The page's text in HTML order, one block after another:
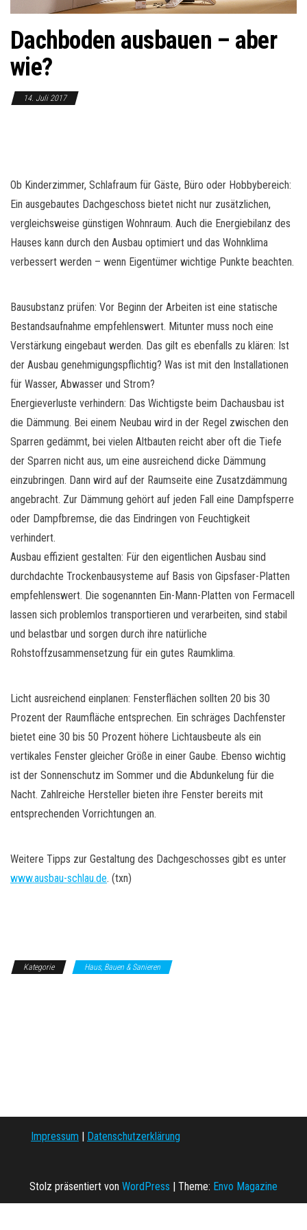
Dachboden ausbauen – aber
wie?
14. Juli 2017
Ob Kinderzimmer, Schlafraum für Gäste, Büro oder Hobbybereich:
Ein ausgebautes Dachgeschoss bietet nicht nur zusätzlichen,
vergleichsweise günstigen Wohnraum. Auch die Energiebilanz des
Hauses kann durch den Ausbau optimiert und das Wohnklima
verbessert werden – wenn Eigentümer wichtige Punkte beachten.
Bausubstanz prüfen: Vor Beginn der Arbeiten ist eine statische
Bestandsaufnahme empfehlenswert. Mitunter muss noch eine
Verstärkung eingebaut werden. Das gilt es ebenfalls zu klären: Ist
der Ausbau genehmigungspflichtig? Was ist mit den Installationen
für Wasser, Abwasser und Strom?
Energieverluste verhindern: Das Wichtigste beim Dachausbau ist
die Dämmung. Bei einem Neubau wird in der Regel zwischen den
Sparren gedämmt, bei vielen Altbauten reicht aber oft die Tiefe
der Sparren nicht aus, um eine ausreichend dicke Dämmung
einzubringen. Dann wird auf der Raumseite eine Zusatzdämmung
angebracht. Zur Dämmung gehört auf jeden Fall eine Dampfsperre
oder Dampfbremse, die das Eindringen von Feuchtigkeit
verhindert.
Ausbau effizient gestalten: Für den eigentlichen Ausbau sind
durchdachte Trockenbausysteme auf Basis von Gipsfaser-Platten
empfehlenswert. Die sogenannten Ein-Mann-Platten von Fermacell
lassen sich problemlos transportieren und verarbeiten, sind stabil
und belastbar und sorgen durch ihre natürliche
Rohstoffzusammensetzung für ein gutes Raumklima.
Licht ausreichend einplanen: Fensterflächen sollten 20 bis 30
Prozent der Raumfläche entsprechen. Ein schräges Dachfenster
bietet eine 30 bis 50 Prozent höhere Lichtausbeute als ein
vertikales Fenster gleicher Größe in einer Gaube. Ebenso wichtig
ist der Sonnenschutz im Sommer und die Abdunkelung für die
Nacht. Zahlreiche Hersteller bieten ihre Fenster bereits mit
entsprechenden Vorrichtungen an.
Weitere Tipps zur Gestaltung des Dachgeschosses gibt es unter
www.ausbau-schlau.de. (txn)
Kategorie Haus, Bauen & Sanieren
Impressum Datenschutzerklärung
Stolz präsentiert von WordPress Theme: Envo Magazine